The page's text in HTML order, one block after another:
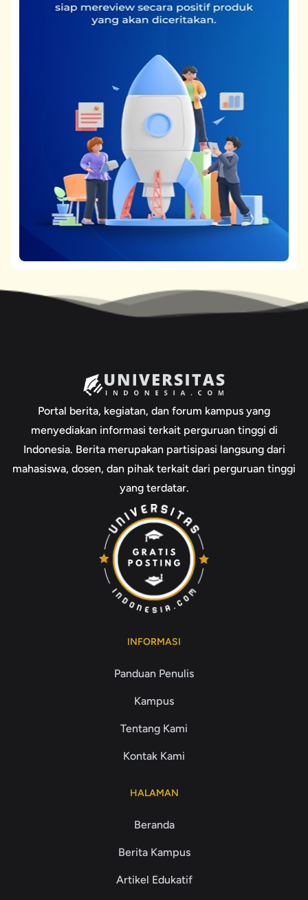
Portal berita, kegiatan, dan forum kampus yang
menyediakan informasi terkait perguruan tinggi di
Indonesia. Berita merupakan partisipasi langsung dari
mahasiswa, dosen, dan pihak terkait dari perguruan tinggi
yang terdatar.
INFORMASI
Panduan Penulis
Kampus
Tentang Kami
Kontak Kami
HALAMAN
Beranda
Berita Kampus
Artikel Edukatif